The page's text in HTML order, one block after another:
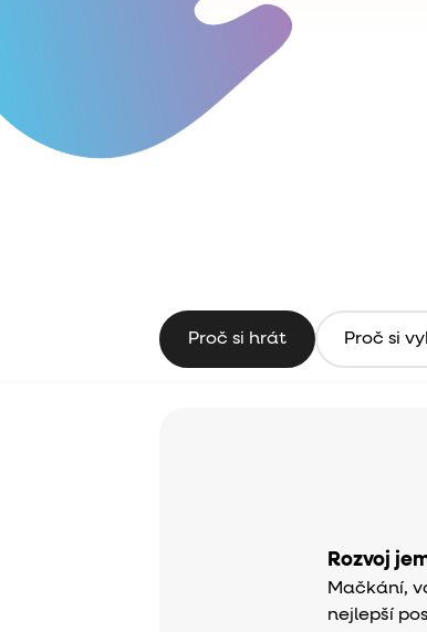
Proč si hrát Proč si
Rozvoj
Mačkání,
nejlepší